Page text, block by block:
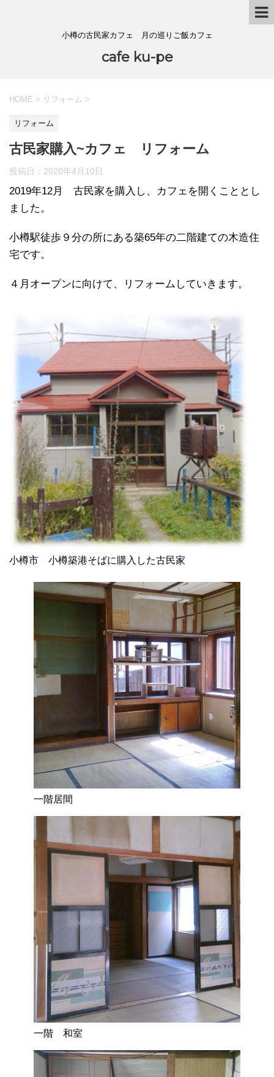
小樽の古民家カフェ 月の巡りご飯カフェ
cafe ku-pe
HOME > リフォーム >
リフォーム
古民家購入~カフェ リフォーム
投稿日： 2020年4月10日
2019年12月 古民家を購入し、カフェを開くこととし
ました。
小樽駅徒歩９分の所にある築65年の二階建ての木造住
宅です。
４月オープンに向けて、リフォームしていきます。
小樽市 小樽築港そばに購入した古民家
一階居間
一階 和室